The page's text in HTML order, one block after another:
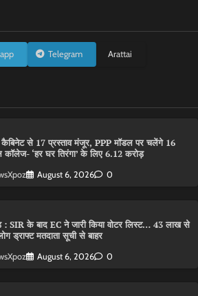
Telegram Arattai
कैबिनेट से 17 प्रस्ताव मंजूर, PPP मॉडल पर चलेंगे 16
‘हर घर तिरंगा’ के लिए 6.12 करोड़
August 6, 2026 0
: SIR के बाद EC ने जारी किया वोटर लिस्ट… 43 लाख से
ड्राफ्ट मतदाता सूची से बाहर
August 6, 2026 0